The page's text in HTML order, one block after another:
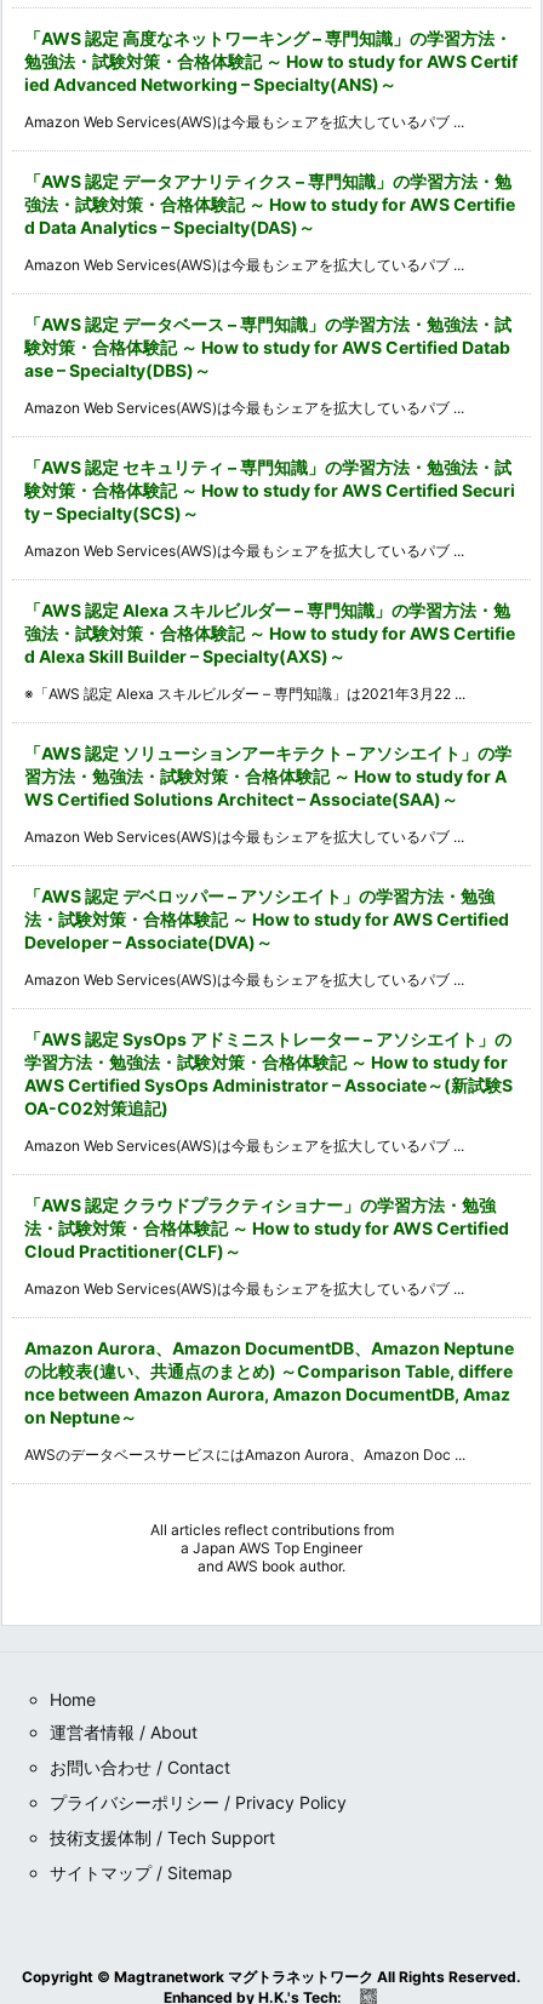
「AWS 認定 高度なネットワーキング – 専門知識」の学習方法・
勉強法・試験対策・合格体験記 ～ How to study for AWS Certif
ied Advanced Networking – Specialty(ANS)～
Amazon Web Services(AWS)は今最もシェアを拡大しているパブ ...
「AWS 認定 データアナリティクス – 専門知識」の学習方法・勉
強法・試験対策・合格体験記 ～ How to study for AWS Certifie
d Data Analytics – Specialty(DAS)～
Amazon Web Services(AWS)は今最もシェアを拡大しているパブ ...
「AWS 認定 データベース – 専門知識」の学習方法・勉強法・試
験対策・合格体験記 ～ How to study for AWS Certified Datab
ase – Specialty(DBS)～
Amazon Web Services(AWS)は今最もシェアを拡大しているパブ ...
「AWS 認定 セキュリティ – 専門知識」の学習方法・勉強法・試
験対策・合格体験記 ～ How to study for AWS Certified Securi
ty – Specialty(SCS)～
Amazon Web Services(AWS)は今最もシェアを拡大しているパブ ...
「AWS 認定 Alexa スキルビルダー – 専門知識」の学習方法・勉
強法・試験対策・合格体験記 ～ How to study for AWS Certifie
d Alexa Skill Builder – Specialty(AXS)～
※「AWS 認定 Alexa スキルビルダー – 専門知識」は2021年3月22 ...
「AWS 認定 ソリューションアーキテクト – アソシエイト」の学
習方法・勉強法・試験対策・合格体験記 ～ How to study for A
WS Certified Solutions Architect – Associate(SAA)～
Amazon Web Services(AWS)は今最もシェアを拡大しているパブ ...
「AWS 認定 デベロッパー – アソシエイト」の学習方法・勉強
法・試験対策・合格体験記 ～ How to study for AWS Certified
Developer – Associate(DVA)～
Amazon Web Services(AWS)は今最もシェアを拡大しているパブ ...
「AWS 認定 SysOps アドミニストレーター – アソシエイト」の
学習方法・勉強法・試験対策・合格体験記 ～ How to study for
AWS Certified SysOps Administrator – Associate～(新試験S
OA-C02対策追記)
Amazon Web Services(AWS)は今最もシェアを拡大しているパブ ...
「AWS 認定 クラウドプラクティショナー」の学習方法・勉強
法・試験対策・合格体験記 ～ How to study for AWS Certified
Cloud Practitioner(CLF)～
Amazon Web Services(AWS)は今最もシェアを拡大しているパブ ...
Amazon Aurora、Amazon DocumentDB、Amazon Neptune
の比較表(違い、共通点のまとめ) ～Comparison Table, differe
nce between Amazon Aurora, Amazon DocumentDB, Amaz
on Neptune～
AWSのデータベースサービスにはAmazon Aurora、Amazon Doc ...
All articles reflect contributions from
a Japan AWS Top Engineer
and AWS book author.
Home
運営者情報 / About
お問い合わせ / Contact
プライバシーポリシー / Privacy Policy
技術支援体制 / Tech Support
サイトマップ / Sitemap
Copyright © Magtranetwork マグトラネットワーク All Rights Reserved.
Enhanced by H.K.'s Tech: